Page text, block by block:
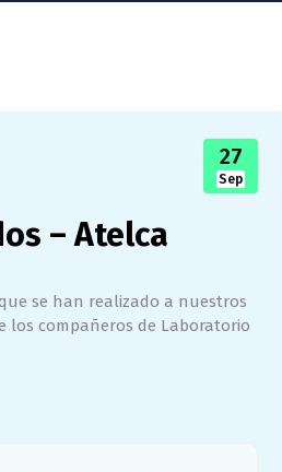
27
Sep
– Atelca
se han realizado a nuestros
los compañeros de Laboratorio